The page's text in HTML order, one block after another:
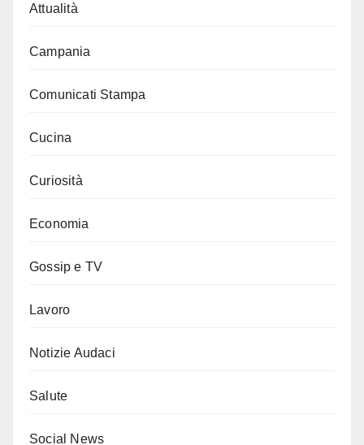
Attualità
Campania
Comunicati Stampa
Cucina
Curiosità
Economia
Gossip e TV
Lavoro
Notizie Audaci
Salute
Social News